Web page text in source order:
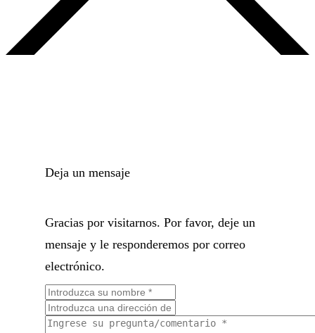
Deja un mensaje
Gracias por visitarnos. Por favor, deje un
mensaje y le responderemos por correo
electrónico.